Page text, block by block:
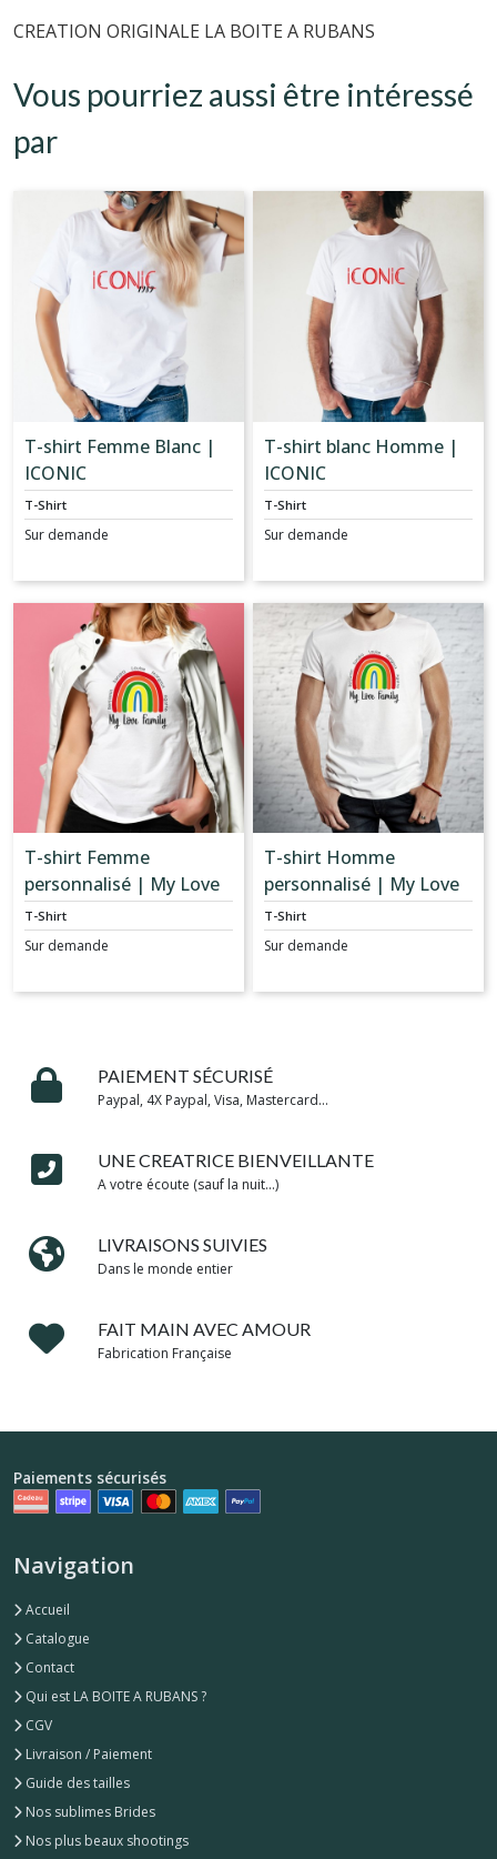
CREATION ORIGINALE LA BOITE A RUBANS
Vous pourriez aussi être intéressé
par
T-shirt Femme Blanc |
ICONIC
T-Shirt
Sur demande
T-shirt blanc Homme |
ICONIC
T-Shirt
Sur demande
T-shirt Femme
personnalisé | My Love
Family
T-Shirt
Sur demande
T-shirt Homme
personnalisé | My Love
Family
T-Shirt
Sur demande
PAIEMENT SÉCURISÉ
Paypal, 4X Paypal, Visa, Mastercard...
UNE CREATRICE BIENVEILLANTE
A votre écoute (sauf la nuit...)
LIVRAISONS SUIVIES
Dans le monde entier
FAIT MAIN AVEC AMOUR
Fabrication Française
Paiements sécurisés
Navigation
Accueil
Catalogue
Contact
Qui est LA BOITE A RUBANS ?
CGV
Livraison / Paiement
Guide des tailles
Nos sublimes Brides
Nos plus beaux shootings